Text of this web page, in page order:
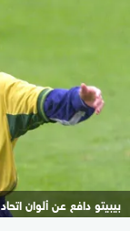
بيبيتو دافع عن ألوان اتحاد